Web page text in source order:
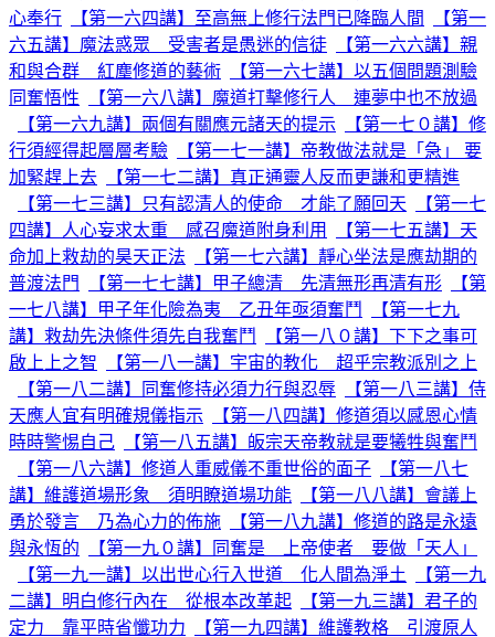
心奉行
【第一六四講】至高無上修行法門已降臨人間
【第一
六五講】魔法惑眾 受害者是愚迷的信徒
【第一六六講】親
和與合群 紅塵修道的藝術
【第一六七講】以五個問題測驗
同奮悟性
【第一六八講】魔道打擊修行人 連夢中也不放過
【第一六九講】兩個有關應元諸天的提示
【第一七０講】修
行須經得起層層考驗
【第一七一講】帝教做法就是「急」 要
加緊趕上去
【第一七二講】真正通靈人反而更謙和更精進
【第一七三講】只有認清人的使命 才能了願回天
【第一七
四講】人心妄求太重 感召魔道附身利用
【第一七五講】天
命加上救劫的昊天正法
【第一七六講】靜心坐法是應劫期的
普渡法門
【第一七七講】甲子總清 先清無形再清有形
【第
一七八講】甲子年化險為夷 乙丑年亟須奮鬥
【第一七九
講】救劫先決條件須先自我奮鬥
【第一八０講】下下之事可
啟上上之智
【第一八一講】宇宙的教化 超乎宗教派別之上
【第一八二講】同奮修持必須力行與忍辱
【第一八三講】侍
天應人宜有明確規儀指示
【第一八四講】修道須以感恩心情
時時警惕自己
【第一八五講】皈宗天帝教就是要犧牲與奮鬥
【第一八六講】修道人重威儀不重世俗的面子
【第一八七
講】維護道場形象 須明瞭道場功能
【第一八八講】會議上
勇於發言 乃為心力的佈施
【第一八九講】修道的路是永遠
與永恆的
【第一九０講】同奮是 上帝使者 要做「天人」
【第一九一講】以出世心行入世道 化人間為淨土
【第一九
二講】明白修行內在 從根本改革起
【第一九三講】君子的
定力 靠平時省懺功力
【第一九四講】維護教格 引渡原人